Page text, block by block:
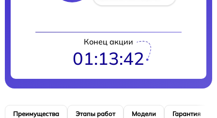
Конец акции
01:13:41
Преимущества Этапы работ Модели Гарантия